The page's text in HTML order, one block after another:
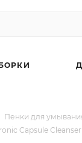
Пенки для
Capsule Cleanser